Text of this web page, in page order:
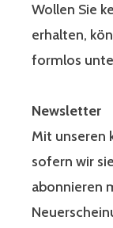
Wollen Sie
erhalten,
formlos
Newsletter
Mit unseren
sofern wir
abonnieren